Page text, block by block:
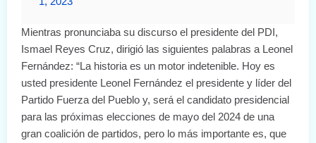
Mientras pronunciaba su discurso el presidente del PDI,
Ismael Reyes Cruz, dirigió las siguientes palabras a Leonel
Fernández: “La historia es un motor indetenible. Hoy es
usted presidente Leonel Fernández el presidente y líder del
Partido Fuerza del Pueblo y, será el candidato presidencial
para las próximas elecciones de mayo del 2024 de una
gran coalición de partidos, pero lo más importante es, que